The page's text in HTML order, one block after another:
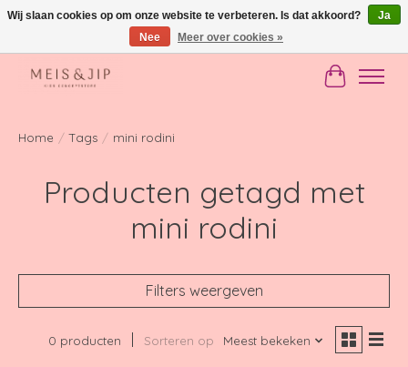
Gratis verzending in NL vanaf €150
Home / Tags / mini rodini
Producten getagd met
mini rodini
Filters weergeven
0 producten Sorteren op Meest bekeken
Wij slaan cookies op om onze website te verbeteren. Is dat akkoord?
Ja
Nee
Meer over cookies »